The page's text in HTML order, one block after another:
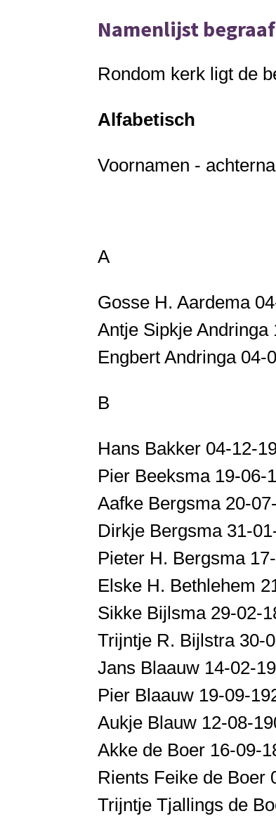
Namenlijst
Rondom kerk ligt de
Alfabetisch
Voornamen -
A
Gosse H. Aardema
Antje Sipkje
Engbert Andringa 04-
B
Hans Bakker 04-12-
Pier Beeksma 19-06-
Aafke Bergsma 20-
Dirkje Bergsma 31-
Pieter H. Bergsma
Elske H. Bethlehem
Sikke Bijlsma 29-02-
Trijntje R. Bijlstra 30-
Jans Blaauw 14-02-
Pier Blaauw 19-09-
Aukje Blauw 12-08-
Akke de Boer 16-09-
Rients Feike de Boer
Trijntje Tjallings de